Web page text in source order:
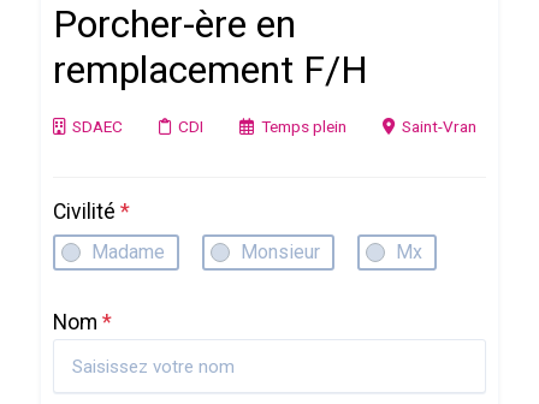
Porcher-ère en
remplacement F/H
SDAEC CDI Temps plein Saint-Vran
Civilité *
Madame Monsieur Mx
Nom *